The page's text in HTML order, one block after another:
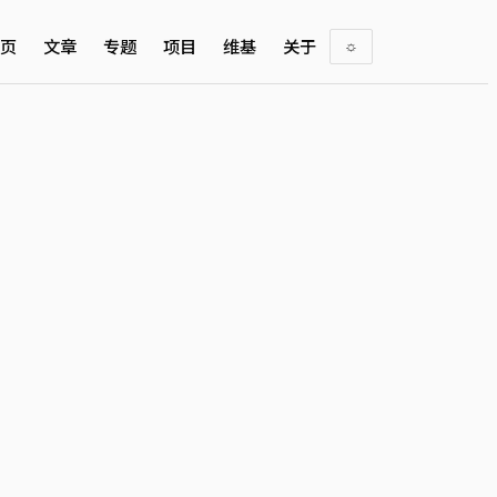
文章 专题 项目 维基 关于 ☼